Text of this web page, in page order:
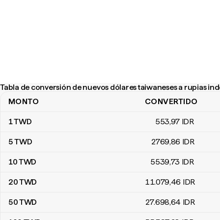
Tabla de conversión de nuevos dólares taiwaneses a rupias
Tabla de conversión de nuevos dólares taiwaneses a rupias
MONTO CONVERTIDO
1TWD 553,97 IDR
5TWD 2769,86 IDR
10TWD 5539,73 IDR
20TWD 11.079,46 IDR
50TWD 27.698,64 IDR